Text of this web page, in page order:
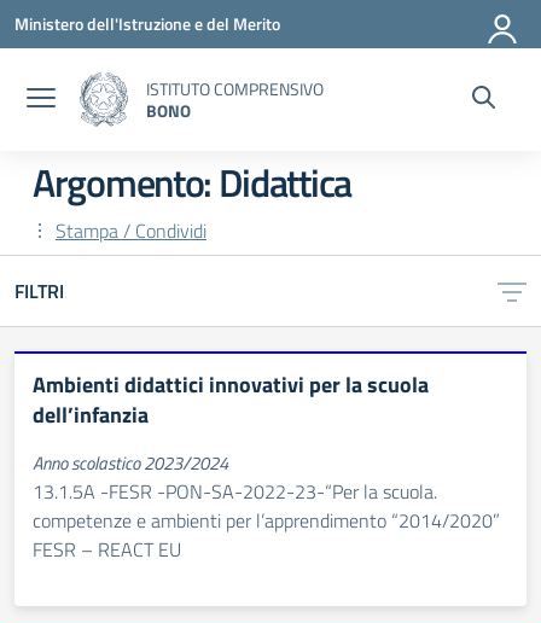
Vai ai contenuti
Vai al menu di navigazione
Vai al footer
Ministero dell'Istruzione e del Merito
ISTITUTO COMPRENSIVO
BONO
Argomento: Didattica
Stampa / Condividi
FILTRI
Ambienti didattici innovativi per la scuola
dell’infanzia
Anno scolastico 2023/2024
13.1.5A -FESR -PON-SA-2022-23-“Per la scuola.
competenze e ambienti per l’apprendimento “2014/2020”
FESR – REACT EU